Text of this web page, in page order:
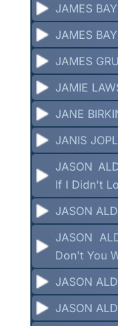
JAMES
JAMES
JAMES
JAMIE
JANE
JANIS
JASON
If I Didn't
JASON
JASON
Don't You
JASON
JASON